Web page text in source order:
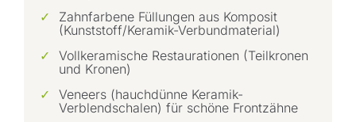
Zahnfarbene Füllungen aus Komposit
(Kunststoff/Keramik-Verbundmaterial)
Vollkeramische Restaurationen (Teilkronen
und Kronen)
Veneers (hauchdünne Keramik-
Verblendschalen) für schöne Frontzähne